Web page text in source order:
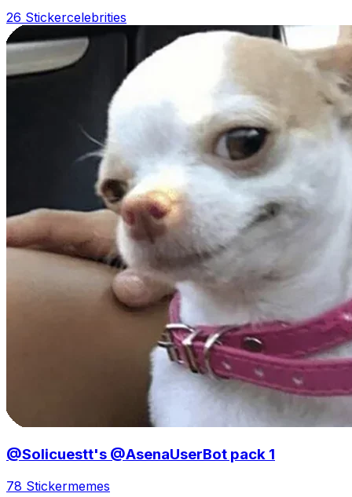
26 Stickercelebrities
@Solicuestt's @AsenaUserBot pack 1
78 Stickermemes